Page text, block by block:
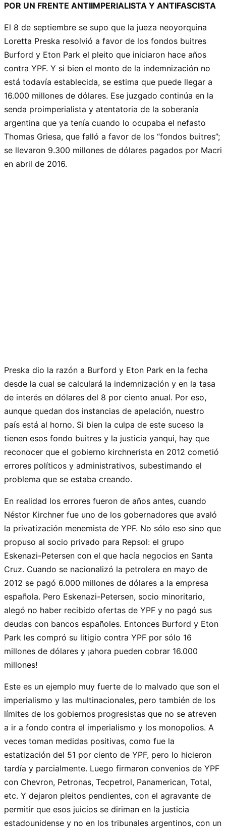
POR UN FRENTE ANTIIMPERIALISTA Y ANTIFASCISTA
El 8 de septiembre se supo que la jueza neoyorquina
Loretta Preska resolvió a favor de los fondos buitres
Burford y Eton Park el pleito que iniciaron hace años
contra YPF. Y si bien el monto de la indemnización no
está todavía establecida, se estima que puede llegar a
16.000 millones de dólares. Ese juzgado continúa en la
senda proimperialista y atentatoria de la soberanía
argentina que ya tenía cuando lo ocupaba el nefasto
Thomas Griesa, que falló a favor de los “fondos buitres”;
se llevaron 9.300 millones de dólares pagados por Macri
en abril de 2016.
Preska dio la razón a Burford y Eton Park en la fecha
desde la cual se calculará la indemnización y en la tasa
de interés en dólares del 8 por ciento anual. Por eso,
aunque quedan dos instancias de apelación, nuestro
país está al horno. Si bien la culpa de este suceso la
tienen esos fondo buitres y la justicia yanqui, hay que
reconocer que el gobierno kirchnerista en 2012 cometió
errores políticos y administrativos, subestimando el
problema que se estaba creando.
En realidad los errores fueron de años antes, cuando
Néstor Kirchner fue uno de los gobernadores que avaló
la privatización menemista de YPF. No sólo eso sino que
propuso al socio privado para Repsol: el grupo
Eskenazi-Petersen con el que hacía negocios en Santa
Cruz. Cuando se nacionalizó la petrolera en mayo de
2012 se pagó 6.000 millones de dólares a la empresa
española. Pero Eskenazi-Petersen, socio minoritario,
alegó no haber recibido ofertas de YPF y no pagó sus
deudas con bancos españoles. Entonces Burford y Eton
Park les compró su litigio contra YPF por sólo 16
millones de dólares y ¡ahora pueden cobrar 16.000
millones!
Este es un ejemplo muy fuerte de lo malvado que son el
imperialismo y las multinacionales, pero también de los
límites de los gobiernos progresistas que no se atreven
a ir a fondo contra el imperialismo y los monopolios. A
veces toman medidas positivas, como fue la
estatización del 51 por ciento de YPF, pero lo hicieron
tardía y parcialmente. Luego firmaron convenios de YPF
con Chevron, Petronas, Tecpetrol, Panamerican, Total,
etc. Y dejaron pleitos pendientes, con el agravante de
permitir que esos juicios se diriman en la justicia
estadounidense y no en los tribunales argentinos, con un